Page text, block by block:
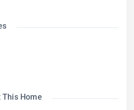
15 ton. De capacidad
Home